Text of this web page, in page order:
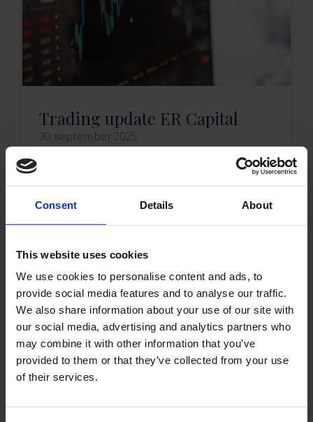
Consent Details About
This website uses cookies
We use cookies to personalise content and ads, to
provide social media features and to analyse our traffic.
We also share information about your use of our site with
our social media, advertising and analytics partners who
may combine it with other information that you’ve
provided to them or that they’ve collected from your use
of their services.
Trading update ER Capital
30 september 2025
15.452.908 gewone aandelen toegelaten tot
de notering op Euronext Amsterdam.
Hierdoor stijgt het totaal aantal
Lees meer